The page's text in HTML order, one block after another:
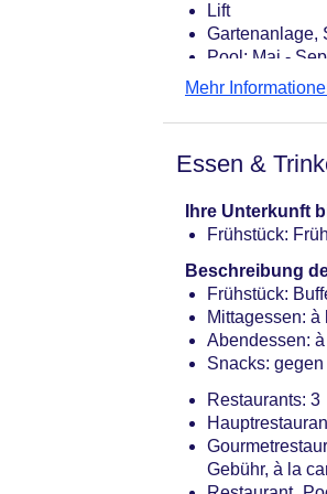
Lift
Gartenanlage,
Pool: Mai -
Badetücher:
&
Mehr
Essen &
Ihre Unterkunft
Frühstück:
Beschreibung
Frühstück:
Mittagessen:
Abendessen:
Snacks:
Restaurants: 3
Gebühr, à la